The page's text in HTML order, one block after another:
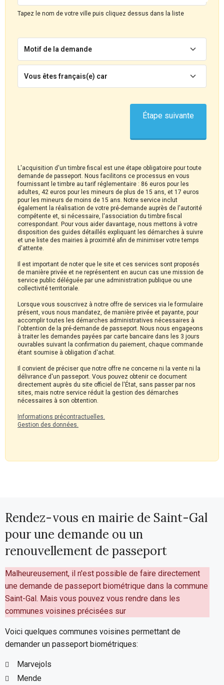
Tapez le nom de votre ville puis cliquez dessus dans la liste
Motif de la demande
Vous êtes français(e) car
L'acquisition d'un timbre fiscal est une étape obligatoire pour toute
demande de passeport. Nous facilitons ce processus en vous
fournissant le timbre au tarif réglementaire : 86 euros pour les
adultes, 42 euros pour les mineurs de plus de 15 ans, et 17 euros
pour les mineurs de moins de 15 ans. Notre service inclut
également la réalisation de votre pré-demande auprès de l'autorité
compétente et, si nécessaire, l'association du timbre fiscal
correspondant. Pour vous aider davantage, nous mettons à votre
disposition des guides détaillés expliquant les démarches à suivre
et une liste des mairies à proximité afin de minimiser votre temps
d'attente.
Il est important de noter que le site et ces services sont proposés
de manière privée et ne représentent en aucun cas une mission de
service public déléguée par une administration publique ou une
collectivité territoriale.
Lorsque vous souscrivez à notre offre de services via le formulaire
présent, vous nous mandatez, de manière privée et payante, pour
accomplir toutes les démarches administratives nécessaires à
l'obtention de la pré-demande de passeport. Nous nous engageons
à traiter les demandes payées par carte bancaire dans les 3 jours
ouvrables suivant la confirmation du paiement, chaque commande
étant soumise à obligation d'achat.
Il convient de préciser que notre offre ne concerne ni la vente ni la
délivrance d'un passeport. Vous pouvez obtenir ce document
directement auprès du site officiel de l'État, sans passer par nos
sites, mais notre service réduit la gestion des démarches
nécessaires à son obtention.
Informations précontractuelles.
Gestion des données.
Rendez-vous en mairie de Saint-Gal
pour une demande ou un
renouvellement de passeport
Malheureusement, il n'est possible de faire directement
une demande de passeport biométrique dans la commune
Saint-Gal. Mais vous pouvez vous rendre dans les
communes voisines précisées sur
Voici quelques communes voisines permettant de
demander un passeport biométriques:
Marvejols
Mende